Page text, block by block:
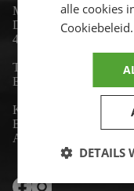
Motor-id
De Lind 17
4841 KC Prinsenbeek
Telefoon:
+31 (0)76 -
Email:
K.v.K: 80530338
B.T.W-nummer:
Algemene voorwaarden
alle cookies
Cookiebeleid.
DETAILS